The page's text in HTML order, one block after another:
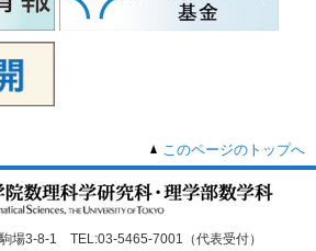
このページのトップへ
場3-8-1 TEL:03-5465-7001（代表受付）